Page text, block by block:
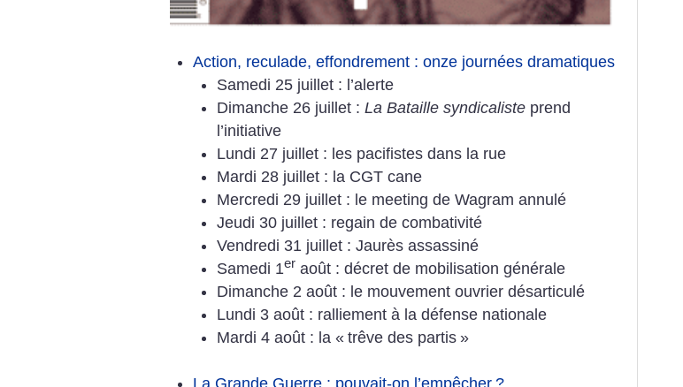
Action, reculade, effondrement : onze journées dramatiques
Samedi 25 juillet : l’alerte
Dimanche 26 juillet : La Bataille syndicalisteprend
l’initiative
Lundi 27 juillet : les pacifistes dans la rue
Mardi 28 juillet : la CGT cane
Mercredi 29 juillet : le meeting de Wagram annulé
Jeudi 30 juillet : regain de combativité
Vendredi 31 juillet : Jaurès assassiné
Samedi 1er août : décret de mobilisation générale
Dimanche 2 août : le mouvement ouvrier désarticulé
Lundi 3 août : ralliement à la défense nationale
Mardi 4 août : la « trêve des partis »